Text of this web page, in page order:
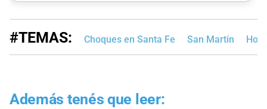
#TEMAS: Choques en Santa Fe San Martín
Además tenés que leer: